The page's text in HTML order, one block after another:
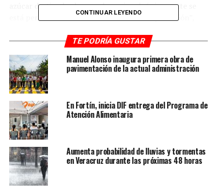
azúcar destinada al mercado nacional; únicamente se
está permitiendo la salida de azúcar de exportación”,
Detalló que personal del denominado Grupo Beta realiza
actualmente la entrega de documentación
correspondiente a embarques internacionales,
relacionados con pedidos de exportación, por lo que
esperan concluir ese proceso administrativo en los
próximos días.
José Luis Gordillo también agradeció el respaldo de
productores, comisarios y jefes de grupo que participan
en las guardias instaladas en el ingenio, especialmente
durante la etapa final de la zafra.
Indicó además que cuadrillas de cortadores fueron
CONTINUAR LEYENDO
TE PODRÍA GUSTAR
Manuel Alonso inaugura primera obra de
pavimentación de la actual administración
En Fortín, inicia DIF entrega del Programa de
Atención Alimentaria
Aumenta probabilidad de lluvias y tormentas
en Veracruz durante las próximas 48 horas